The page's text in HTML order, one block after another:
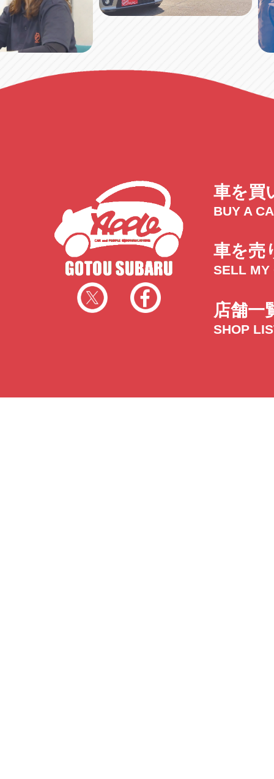
車を買
BUY A
車を売
SELL MY
店舗一
SHOP